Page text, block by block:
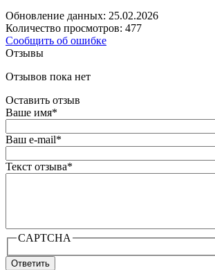
Обновление данных: 25.02.2026
Количество просмотров: 477
Сообщить об ошибке
Отзывы
Отзывов пока нет
Оставить отзыв
Ваше имя*
Ваш e-mail*
Текст отзыва*
CAPTCHA
Ответить